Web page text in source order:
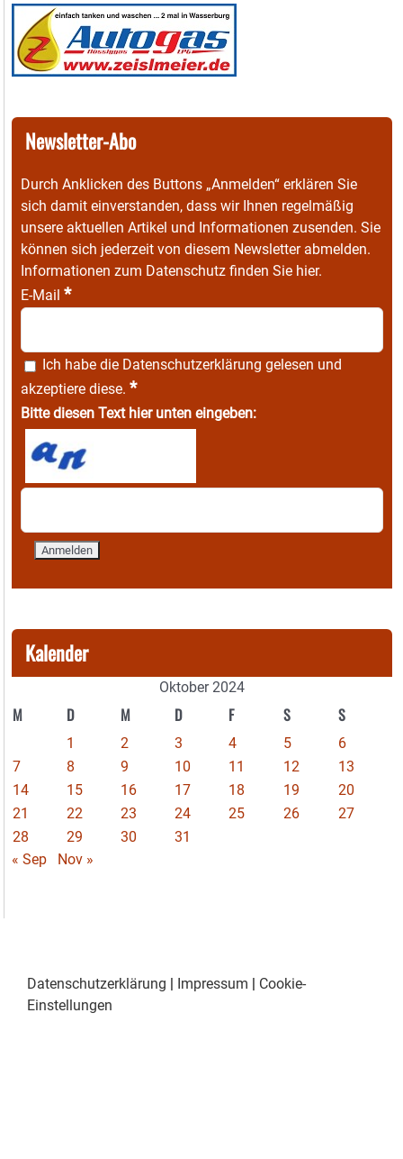
Newsletter-Abo
Durch Anklicken des Buttons „Anmelden“ erklären Sie
sich damit einverstanden, dass wir Ihnen regelmäßig
unsere aktuellen Artikel und Informationen zusenden. Sie
können sich jederzeit von diesem Newsletter abmelden.
Informationen zum Datenschutz finden Sie hier.
E-Mail *
Ich habe die Datenschutzerklärung gelesen und
akzeptiere diese. *
Bitte diesen Text hier unten eingeben:
Kalender
Oktober 2024
M D M D F S S
1 2 3 4 5
6
7
8 9 10 11 12
13
14
15 16 17 18 19
20
21
22 23 24 25 26
27
28
29 30
31
« Sep
Nov »
Datenschutzerklärung Impressum
Cookie-
Einstellungen